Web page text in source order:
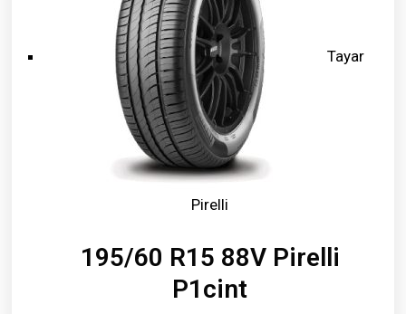
Tayar
Pirelli
195/60 R15 88V Pirelli
P1cint